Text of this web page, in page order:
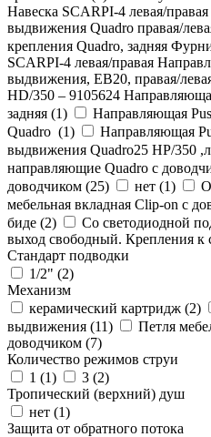
Навеска SCARPI-4 левая/
выдвижения Quadro правая/
крепления Quadro, задняя
SCARPI-4 левая/правая
выдвижения, ЕВ20, правая/
HD/350 – 9105624
задняя (1)
Направляющая
Quadro (1)
Направляющая
выдвижения Quadro25 НР/350
направляющие Quadro с
доводчиком (25) нет (1)
мебельная вкладная Clip-on с
биде (2)
Со светодиодной
выход свободный. Крепления к
Стандарт подводки
1/2" (2)
Механизм
керамический картридж (2)
выдвижения (11)
Петля
доводчиком (7)
Количество режимов струи
1 (1) 3 (2)
Тропический (верхний) душ
нет (1)
Защита от обратного потока